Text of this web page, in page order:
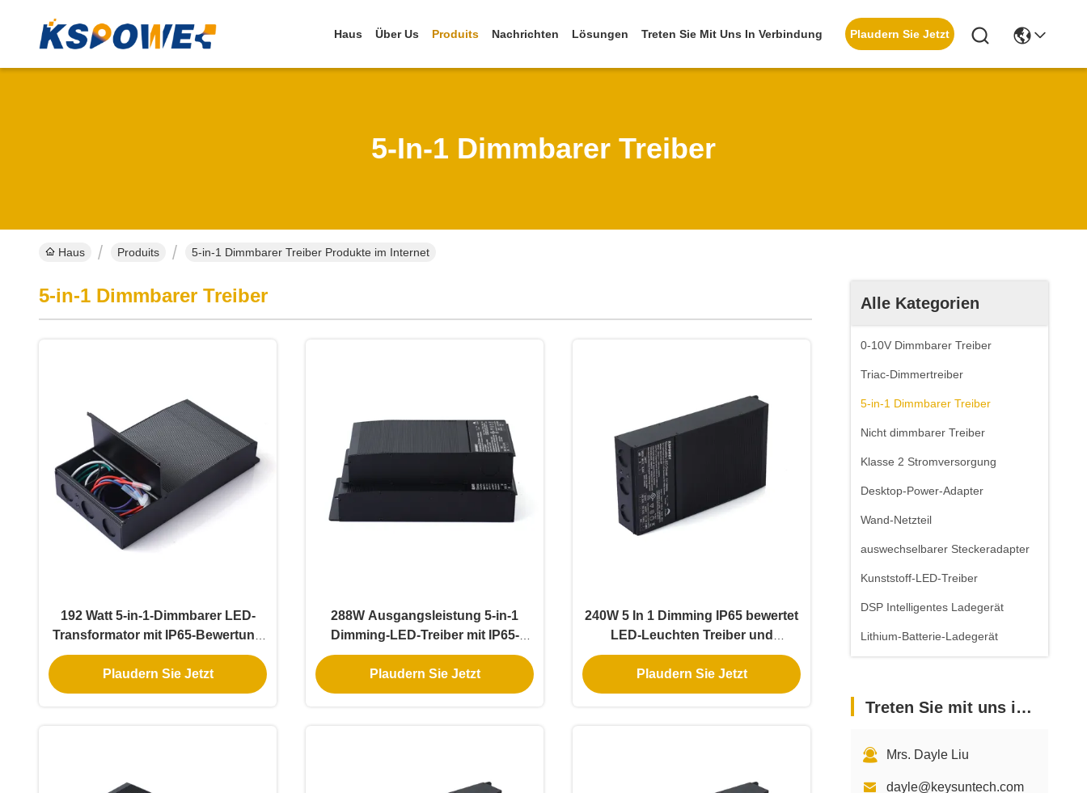
Haus Über Us Produits Nachrichten Lösungen Treten Sie Mit Uns In Verbindung Plaudern Sie Jetzt
5-In-1 Dimmbarer Treiber
Haus Produits 5-in-1 Dimmbarer Treiber Produkte im Internet
Alle Kategorien
0-10V Dimmbarer Treiber
Triac-Dimmertreiber
5-in-1 Dimmbarer Treiber
Nicht dimmbarer Treiber
Klasse 2 Stromversorgung
Desktop-Power-Adapter
Wand-Netzteil
auswechselbarer Steckeradapter
Kunststoff-LED-Treiber
DSP Intelligentes Ladegerät
Lithium-Batterie-Ladegerät
Treten Sie mit uns in Verbindung
Mrs. Dayle Liu
dayle@keysuntech.com
5-in-1 Dimmbarer Treiber
192 Watt 5-in-1-Dimmbarer LED-
Transformator mit IP65-Bewertung
für Universalphasen-
Dimmungsanwendungen
Plaudern Sie Jetzt
288W Ausgangsleistung 5-in-1
Dimming-LED-Treiber mit IP65-
Bewertung für
Universalbeleuchtungsanwendungen
Plaudern Sie Jetzt
240W 5 In 1 Dimming IP65 bewertet
LED-Leuchten Treiber und
dimmbare LED-Stromversorgung
Plaudern Sie Jetzt